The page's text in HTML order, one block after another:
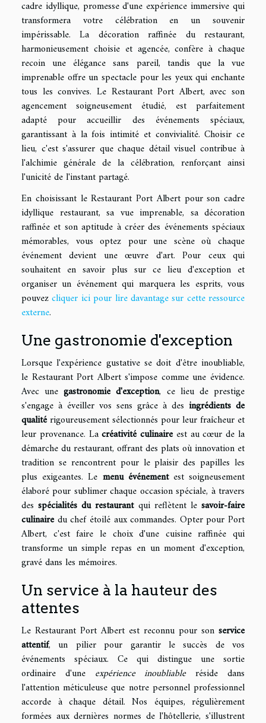
cadre idyllique, promesse d'une expérience immersive qui
transformera votre célébration en un souvenir
impérissable. La décoration raffinée du restaurant,
harmonieusement choisie et agencée, confère à chaque
recoin une élégance sans pareil, tandis que la vue
imprenable offre un spectacle pour les yeux qui enchante
tous les convives. Le Restaurant Port Albert, avec son
agencement soigneusement étudié, est parfaitement
adapté pour accueillir des événements spéciaux,
garantissant à la fois intimité et convivialité. Choisir ce
lieu, c'est s'assurer que chaque détail visuel contribue à
l'alchimie générale de la célébration, renforçant ainsi
l'unicité de l'instant partagé.
En choisissant le Restaurant Port Albert pour son cadre
idyllique restaurant, sa vue imprenable, sa décoration
raffinée et son aptitude à créer des événements spéciaux
mémorables, vous optez pour une scène où chaque
événement devient une œuvre d'art. Pour ceux qui
souhaitent en savoir plus sur ce lieu d'exception et
organiser un événement qui marquera les esprits, vous
pouvezcliquer ici pour lire davantage sur cette ressource
externe.
Une gastronomie d'exception
Lorsque l'expérience gustative se doit d'être inoubliable,
le Restaurant Port Albert s'impose comme une évidence.
Avec unegastronomie d'exception, ce lieu de prestige
s'engage à éveiller vos sens grâce à des ingrédients de
qualitérigoureusement sélectionnés pour leur fraîcheur et
leur provenance. Lacréativité culinaireest au cœur de la
démarche du restaurant, offrant des plats où innovation et
tradition se rencontrent pour le plaisir des papilles les
plus exigeantes. Le menu événementest soigneusement
élaboré pour sublimer chaque occasion spéciale, à travers
desspécialités du restaurantqui reflètent lesavoir-faire
culinairedu chef étoilé aux commandes. Opter pour Port
Albert, c'est faire le choix d'une cuisine raffinée qui
transforme un simple repas en un moment d'exception,
gravé dans les mémoires.
Un service à la hauteur des
attentes
Le Restaurant Port Albert est reconnu pour son service
attentif, un pilier pour garantir le succès de vos
événements spéciaux. Ce qui distingue une sortie
ordinaire d'une expérience inoubliableréside dans
l'attention méticuleuse que notre personnel professionnel
accorde à chaque détail. Nos équipes, régulièrement
formées aux dernières normes de l'hôtellerie, s'illustrent